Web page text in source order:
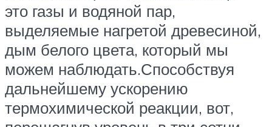
это газы и водяной пар,
выделяемые нагретой древесиной,
дым белого цвета, который мы
можем наблюдать.Способствуя
дальнейшему ускорению
термохимической реакции, вот,